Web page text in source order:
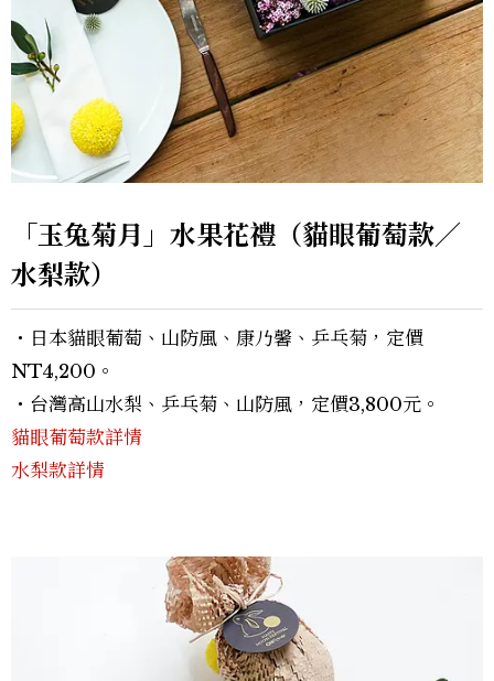
「玉兔菊月」水果花禮（貓眼葡萄款／
水梨款）
・日本貓眼葡萄、山防風、康乃馨、乒乓菊，定價
NT4,200。
・台灣高山水梨、乒乓菊、山防風，定價3,800元。
貓眼葡萄款詳情
水梨款詳情